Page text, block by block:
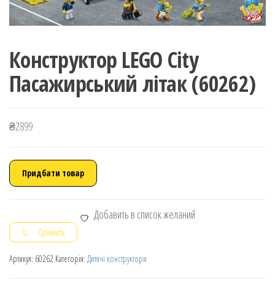
Конструктор LEGO City
Пасажирський літак (60262)
₴2899
Придбати товар
Добавить в список желаний
Сравнить
Артикул: 60262 Категорія: Дитячі конструктори